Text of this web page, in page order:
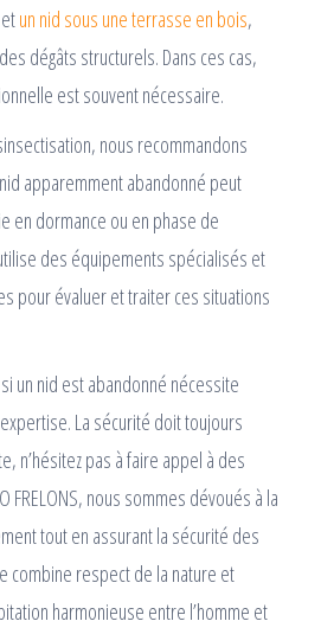
un nid sous une terrasse en bois,
dégâts structurels. Dans ces cas,
est souvent nécessaire.
nous recommandons
apparemment abandonné peut
en dormance ou en phase de
des équipements spécialisés et
pour évaluer et traiter ces situations
un nid est abandonné nécessite
La sécurité doit toujours
n’hésitez pas à faire appel à des
FRELONS, nous sommes dévoués à la
tout en assurant la sécurité des
combine respect de la nature et
harmonieuse entre l’homme et